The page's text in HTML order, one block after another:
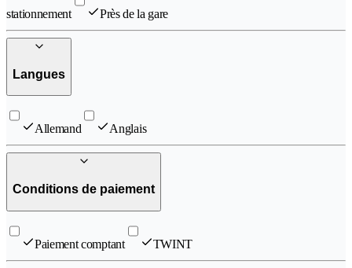
stationnement Près de la gare
Langues
Allemand Anglais
Conditions de paiement
Paiement comptant TWINT